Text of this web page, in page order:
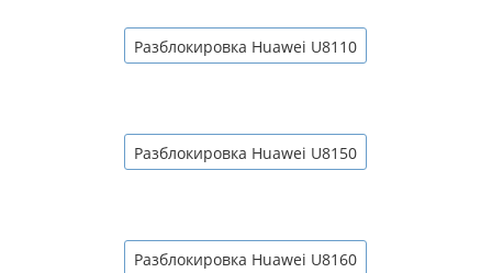
Разблокировка Huawei U8110
Разблокировка Huawei U8150
Разблокировка Huawei U8160